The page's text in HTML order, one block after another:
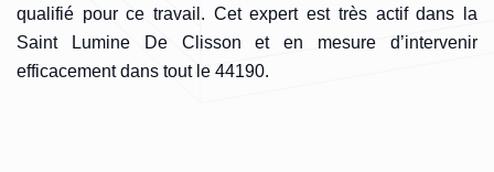
qualifié pour ce travail. Cet expert est très actif dans la
Saint Lumine De Clisson et en mesure d’intervenir
efficacement dans tout le 44190.